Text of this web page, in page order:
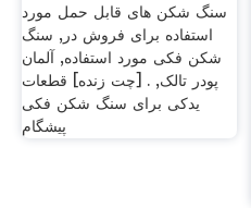
سنگ شکن های قابل حمل مورد
استفاده برای فروش در, سنگ
شکن فکی مورد استفاده, آلمان
پودر تالک, . [چت زنده] قطعات
یدکی برای سنگ شکن فکی
پیشگام